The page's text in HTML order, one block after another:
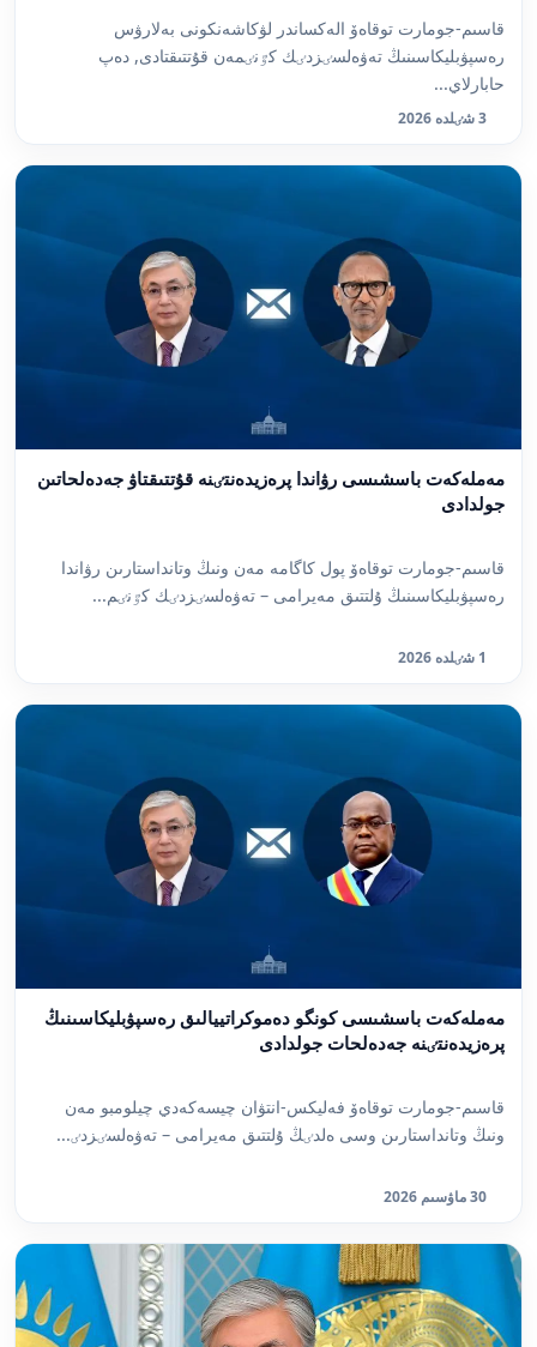
قاسىم-جومارت توقاەۆ الەكساندر لۋكاشەنكونى بەلارۋس
رەسپۋبليكاسىنىڭ تەۋەلسٸزدٸك كٷنٸمەن قۇتتىقتادى, دەپ
حابارلاي...
3 شٸلدە 2026
مەملەكەت باسشىسى رۋاندا پرەزيدەنتٸنە قۇتتىقتاۋ جەدەلحاتىن
جولدادى
قاسىم-جومارت توقاەۆ پول كاگامە مەن ونىڭ وتانداستارىن رۋاندا
رەسپۋبليكاسىنىڭ ۇلتتىق مەيرامى – تەۋەلسٸزدٸك كٷنٸم...
1 شٸلدە 2026
مەملەكەت باسشىسى كونگو دەموكراتييالىق رەسپۋبليكاسىنىڭ
پرەزيدەنتٸنە جەدەلحات جولدادى
قاسىم-جومارت توقاەۆ فەليكس-انتۋان چيسەكەدي چيلومبو مەن
ونىڭ وتانداستارىن وسى ەلدٸڭ ۇلتتىق مەيرامى – تەۋەلسٸزدٸ...
30 ماۋسىم 2026